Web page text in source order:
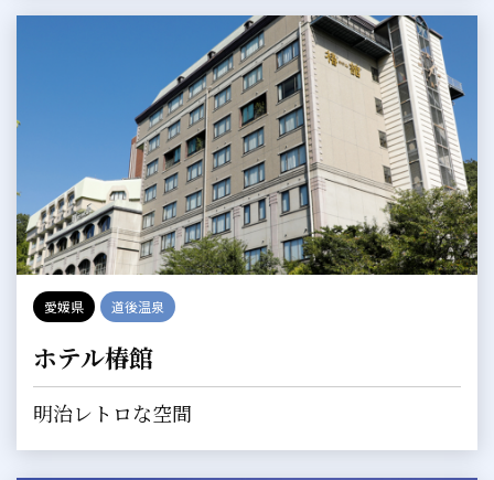
愛媛県 道後温泉
ホテル椿館
明治レトロな空間